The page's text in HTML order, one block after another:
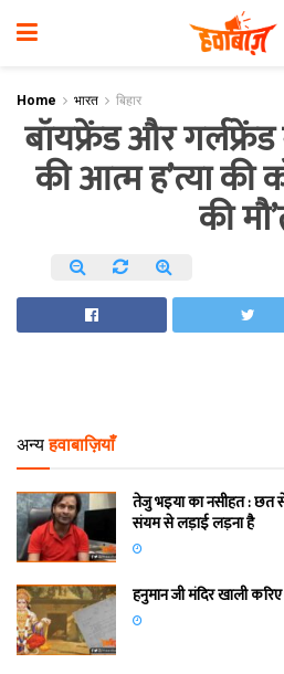
Home भारत बिहार
बॉयफ्रेंड और
की आत्म ह’त्या की
की
अन्य हवाबाज़ियाँ
तेजु भइया का नसीहत : छत
संयम से लड़ाई लड़ना है
हनुमान जी मंदिर खाली करिए